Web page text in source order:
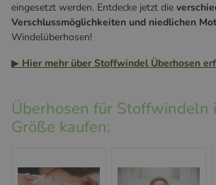
eingesetzt werden. Entdecke jetzt die
Verschlussmöglichkeiten und niedlichen
Windelüberhosen!
▶ Hier mehr über Stoffwindel Überhosen
Überhosen für Stoffwindeln
Größe kaufen: